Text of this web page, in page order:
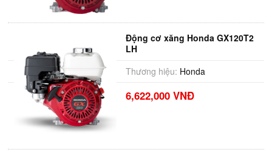
Động cơ xăng Honda GX120T2
LH
Thương hiệu: Honda
6,622,000 VNĐ